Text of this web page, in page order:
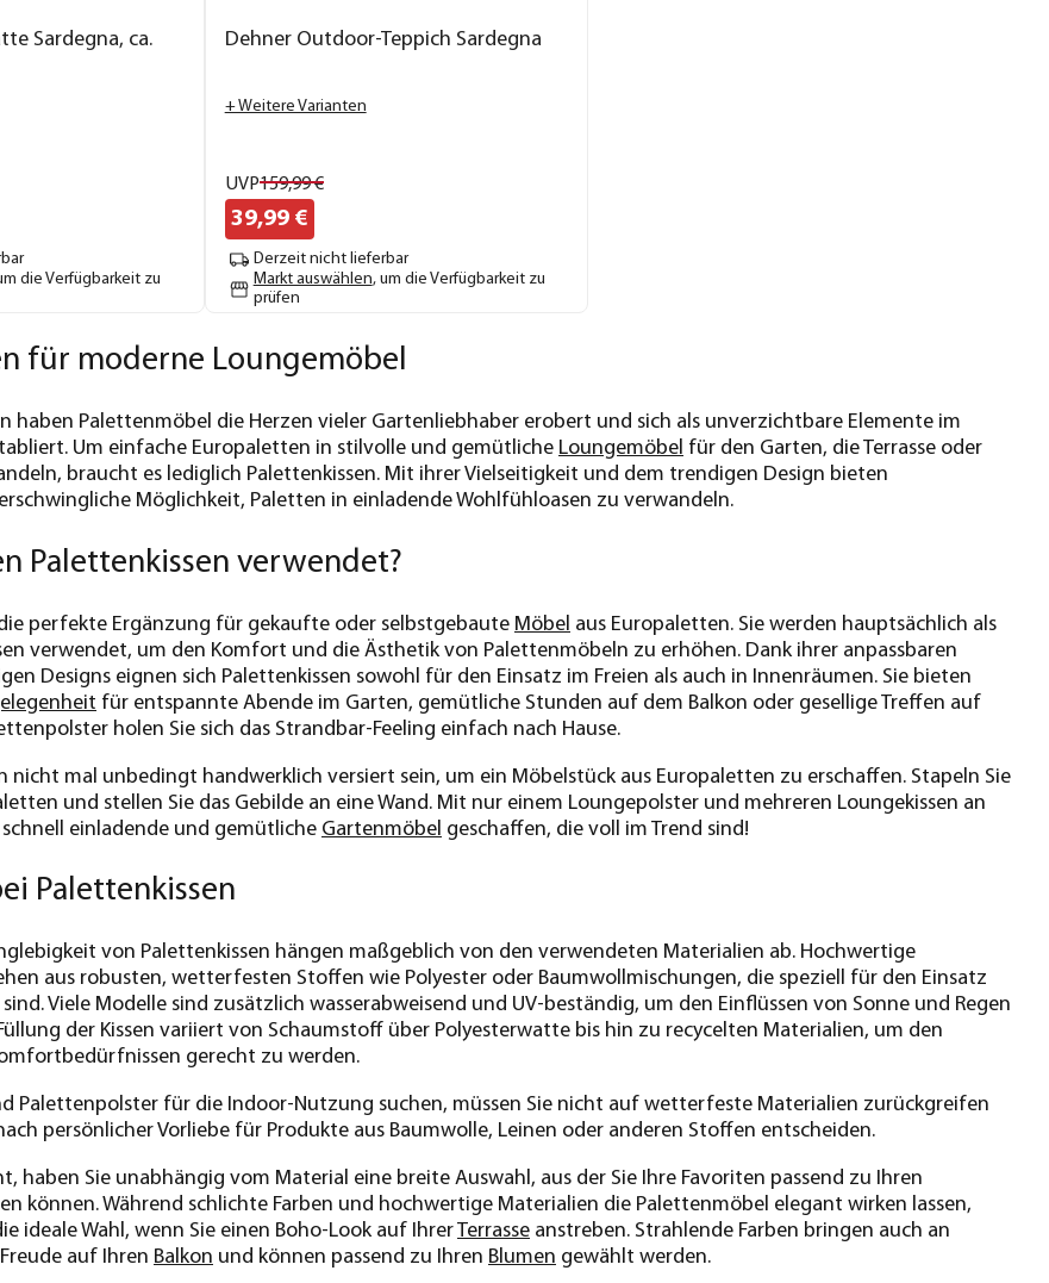
Sardegna, ca.
die Verfügbarkeit zu
Dehner Outdoor-Teppich Sardegna
+ Weitere Varianten
UVP159,99€
39,99€
Derzeit nicht lieferbar
Markt auswählen, um die Verfügbarkeit zu
prüfen
für moderne Loungemöbel
haben Palettenmöbel die Herzen vieler Gartenliebhaber erobert und sich als unverzichtbare Elemente im
Um einfache Europaletten in stilvolle und gemütliche Loungemöbel für den Garten, die Terrasse oder
braucht es lediglich Palettenkissen. Mit ihrer Vielseitigkeit und dem trendigen Design bieten
Möglichkeit, Paletten in einladende Wohlfühloasen zu verwandeln.
Palettenkissen verwendet?
perfekte Ergänzung für gekaufte oder selbstgebaute Möbel aus Europaletten. Sie werden hauptsächlich als
verwendet, um den Komfort und die Ästhetik von Palettenmöbeln zu erhöhen. Dank ihrer anpassbaren
Designs eignen sich Palettenkissen sowohl für den Einsatz im Freien als auch in Innenräumen. Sie bieten
für entspannte Abende im Garten, gemütliche Stunden auf dem Balkon oder gesellige Treffen auf
holen Sie sich das Strandbar-Feeling einfach nach Hause.
nicht mal unbedingt handwerklich versiert sein, um ein Möbelstück aus Europaletten zu erschaffen. Stapeln Sie
und stellen Sie das Gebilde an eine Wand. Mit nur einem Loungepolster und mehreren Loungekissen an
schnell einladende und gemütliche Gartenmöbel geschaffen, die voll im Trend sind!
Palettenkissen
von Palettenkissen hängen maßgeblich von den verwendeten Materialien ab. Hochwertige
aus robusten, wetterfesten Stoffen wie Polyester oder Baumwollmischungen, die speziell für den Einsatz
Viele Modelle sind zusätzlich wasserabweisend und UV-beständig, um den Einflüssen von Sonne und Regen
der Kissen variiert von Schaumstoff über Polyesterwatte bis hin zu recycelten Materialien, um den
gerecht zu werden.
Palettenpolster für die Indoor-Nutzung suchen, müssen Sie nicht auf wetterfeste Materialien zurückgreifen
persönlicher Vorliebe für Produkte aus Baumwolle, Leinen oder anderen Stoffen entscheiden.
haben Sie unabhängig vom Material eine breite Auswahl, aus der Sie Ihre Favoriten passend zu Ihren
können. Während schlichte Farben und hochwertige Materialien die Palettenmöbel elegant wirken lassen,
ideale Wahl, wenn Sie einen Boho-Look auf IhrerTerrasse anstreben. Strahlende Farben bringen auch an
auf Ihren Balkon und können passend zu Ihren Blumen gewählt werden.